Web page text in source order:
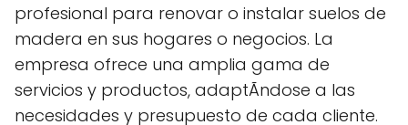
profesional para renovar o instalar suelos de
madera en sus hogares o negocios. La
empresa ofrece una amplia gama de
servicios y productos, adaptÃndose a las
necesidades y presupuesto de cada cliente.